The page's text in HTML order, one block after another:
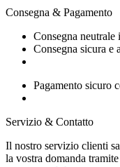
Consegna & Pagamento
Consegna
Consegna sicura
Pagamento sicuro
Servizio & Contatto
Il nostro servizio clienti
la vostra domanda